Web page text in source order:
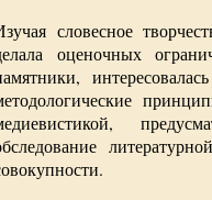
словесное
оценочных